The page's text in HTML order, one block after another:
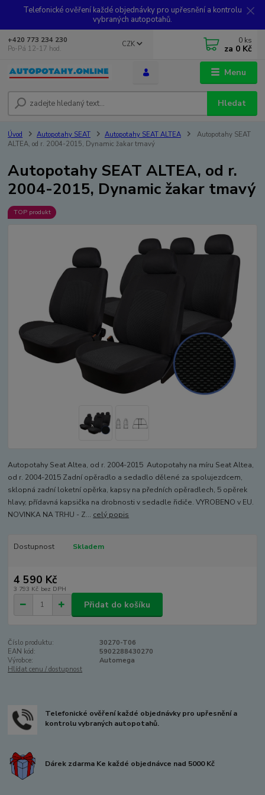
Telefonické ověření každé objednávky pro upřesnění a kontrolu
vybraných autopotahů.
Menu
CZK
Hledat
+420 773 234 230
Po-Pá 12-17 hod.
0 ks
za 0 Kč
Úvod Autopotahy SEAT Autopotahy SEAT ALTEA
Autopotahy SEAT
ALTEA, od r. 2004-2015, Dynamic žakar tmavý
Autopotahy SEAT ALTEA, od r.
2004-2015, Dynamic žakar tmavý
TOP produkt
Autopotahy Seat Altea, od r. 2004-2015 Autopotahy na míru Seat Altea,
od r. 2004-2015 Zadní opěradlo a sedadlo dělené za spolujezdcem,
sklopná zadní loketní opěrka, kapsy na předních opěradlech, 5 opěrek
hlavy, přídavná kapsička na drobnosti v sedadle řidiče. VYROBENO v EU.
NOVINKA NA TRHU - Z... celý popis
Dostupnost Skladem
4 590 Kč
3 793 Kč bez DPH
Přidat do košíku
Číslo produktu:
30270-T06
EAN kód:
5902288430270
Výrobce:
Automega
Hlídat cenu / dostupnost
Telefonické ověření každé objednávky pro upřesnění a
kontrolu vybraných autopotahů.
Dárek zdarma Ke každé objednávce nad 5000 Kč